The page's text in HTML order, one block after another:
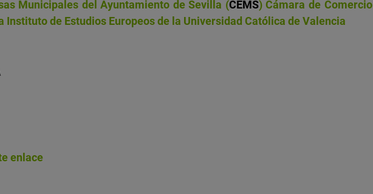
Municipales del Ayuntamiento de Sevilla (CEMS) Cámara de Comercio
Instituto de Estudios Europeos de la Universidad Católica de Valencia
enlace